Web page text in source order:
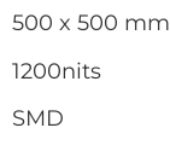
500 x 500 mm
1200nits
SMD